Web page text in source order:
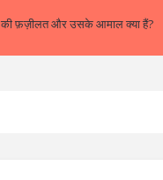
की फ़ज़ीलत और उसके आमाल क्या हैं?